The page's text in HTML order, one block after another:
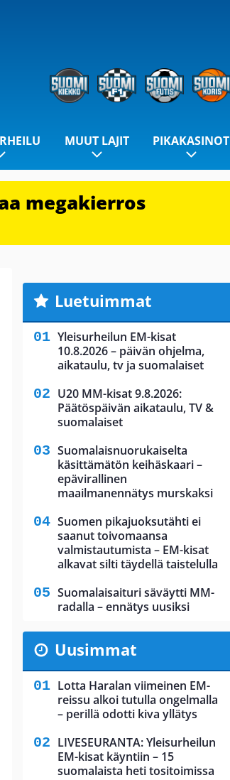
MUUT LAJIT PIKAKASINOT
megakierros
Luetuimmat
Yleisurheilun EM-kisat
10.8.2026 – päivän ohjelma,
aikataulu, tv ja suomalaiset
U20 MM-kisat 9.8.2026:
Päätöspäivän aikataulu, TV &
suomalaiset
Suomalaisnuorukaiselta
käsittämätön keihäskaari –
epävirallinen
maailmanennätys murskaksi
Suomen pikajuoksutähti ei
saanut toivomaansa
valmistautumista – EM-kisat
alkavat silti täydellä taistelulla
Suomalaisaituri säväytti MM-
radalla – ennätys uusiksi
Uusimmat
Lotta Haralan viimeinen EM-
reissu alkoi tutulla ongelmalla
– perillä odotti kiva yllätys
LIVESEURANTA: Yleisurheilun
EM-kisat käyntiin – 15
suomalaista heti tositoimissa